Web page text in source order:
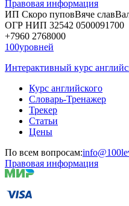
Правовая информация
ИП Скоро пуповВяче слав
ОГР НИП 32542 0500091700
+7960 2768000
100уровней
Интерактивный курс
Курс английского
Словарь-Тренажер
Трекер
Статьи
Цены
По всем вопросам:
Правовая информация